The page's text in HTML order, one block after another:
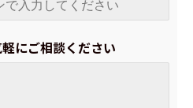
にご相談ください